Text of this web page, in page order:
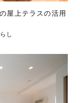
屋上テラスの活用
し